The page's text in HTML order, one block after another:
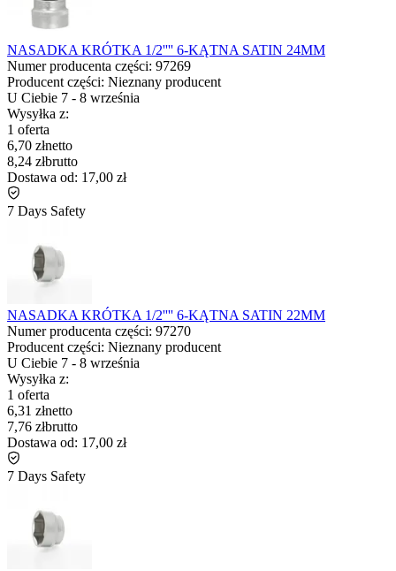
NASADKA KRÓTKA 1/2'''' 6-KĄTNA SATIN 24MM
Numer producenta części: 97269
Producent części: Nieznany producent
U Ciebie 7 - 8 września
Wysyłka z:
1 oferta
6,70 złnetto
8,24 złbrutto
Dostawa od: 17,00 zł
7 Days Safety
NASADKA KRÓTKA 1/2'''' 6-KĄTNA SATIN 22MM
Numer producenta części: 97270
Producent części: Nieznany producent
U Ciebie 7 - 8 września
Wysyłka z:
1 oferta
6,31 złnetto
7,76 złbrutto
Dostawa od: 17,00 zł
7 Days Safety